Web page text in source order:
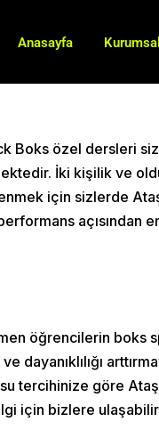
Anasayfa Kurumsal
Boks özel dersleri
İki kişilik ve
için sizlerde
açısından
öğrencilerin
dayanıklılığı
tercihinize göre
için bizlere